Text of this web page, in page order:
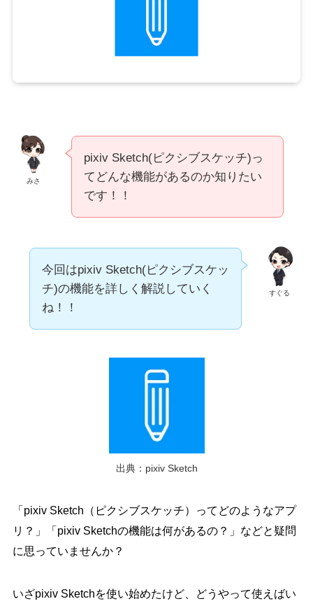
みさ
pixiv Sketch(ピクシブスケッチ)っ
てどんな機能があるのか知りたい
です！！
すぐる
今回はpixiv Sketch(ピクシブスケッ
チ)の機能を詳しく解説していく
ね！！
出典：pixiv Sketch
「pixiv Sketch（ピクシブスケッチ）ってどのようなアプ
リ？」「pixiv Sketchの機能は何があるの？」などと疑問
に思っていませんか？
いざpixiv Sketchを使い始めたけど、どうやって使えばい